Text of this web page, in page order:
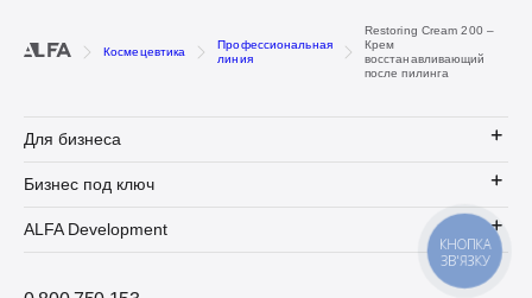
Космецевтика
Профессиональная
линия
Restoring Cream 200 –
Крем
восстанавливающий
после пилинга
Для бизнеса
Бизнес под ключ
ALFA Development
КНОПКА
ЗВ'ЯЗКУ